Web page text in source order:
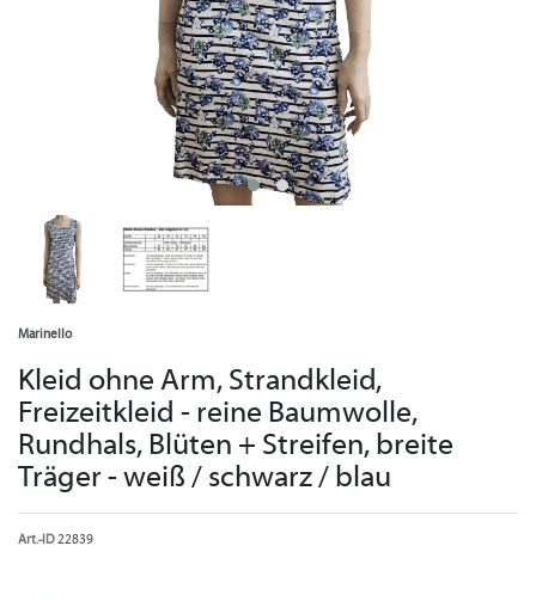
Marinello
Kleid ohne Arm, Strandkleid,
Freizeitkleid - reine Baumwolle,
Rundhals, Blüten + Streifen, breite
Träger - weiß / schwarz / blau
Art.-ID22839